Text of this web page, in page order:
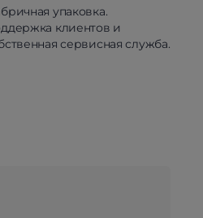
упаковка.
клиентов и
сервисная служба.